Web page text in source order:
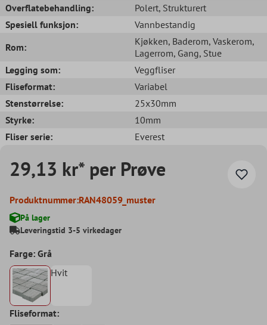
Overflatebehandling:
Polert, Strukturert
Spesiell funksjon:
Vannbestandig
Rom:
Kjøkken, Baderom, Vaskerom,
Lagerrom, Gang, Stue
Legging som:
Veggfliser
Fliseformat:
Variabel
Stenstørrelse:
25x30mm
Styrke:
10mm
Fliser serie:
Everest
29,13 kr* per Prøve
Produktnummer:RAN48059_muster
På lager
Leveringstid 3-5 virkedager
Farge: Grå
Hvit
Fliseformat: